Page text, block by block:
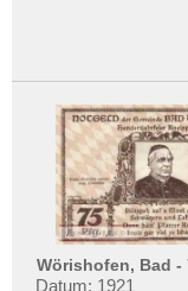
Preislisten
Ankauf
FAQ
Wörishofen, Bad -
Datum: 1921